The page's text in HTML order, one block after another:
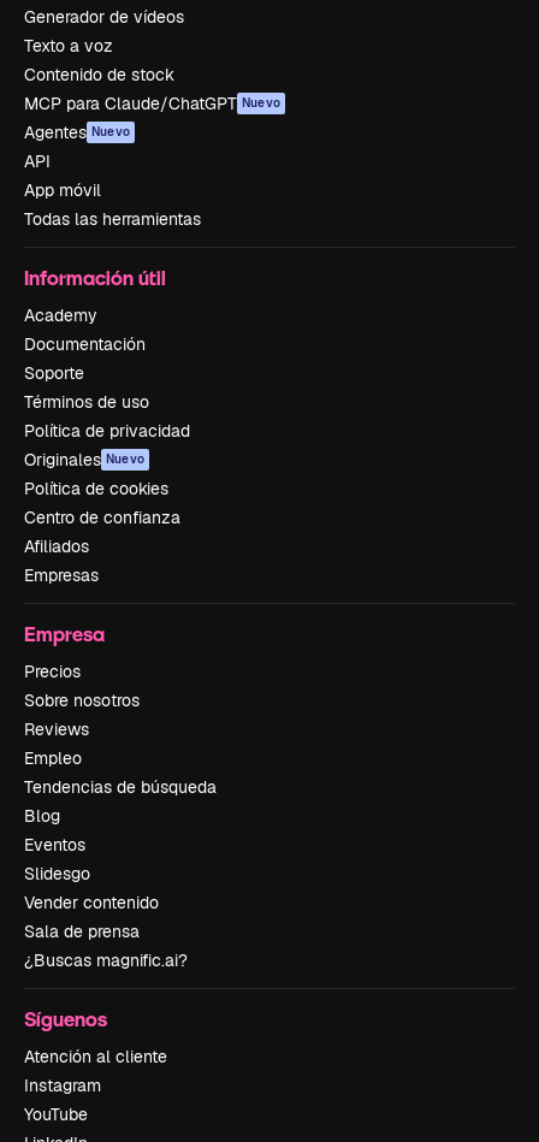
Generador de vídeos
Texto a voz
Contenido de stock
MCP para Claude/ChatGPT Nuevo
Agentes Nuevo
API
App móvil
Todas las herramientas
Información útil
Academy
Documentación
Soporte
Términos de uso
Política de privacidad
Originales Nuevo
Política de cookies
Centro de confianza
Afiliados
Empresas
Empresa
Precios
Sobre nosotros
Reviews
Empleo
Tendencias de búsqueda
Blog
Eventos
Slidesgo
Vender contenido
Sala de prensa
¿Buscas magnific.ai?
Síguenos
Atención al cliente
Instagram
YouTube